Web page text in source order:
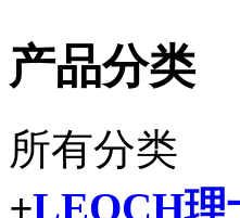
产品分类
所有分类
+LEOCH理